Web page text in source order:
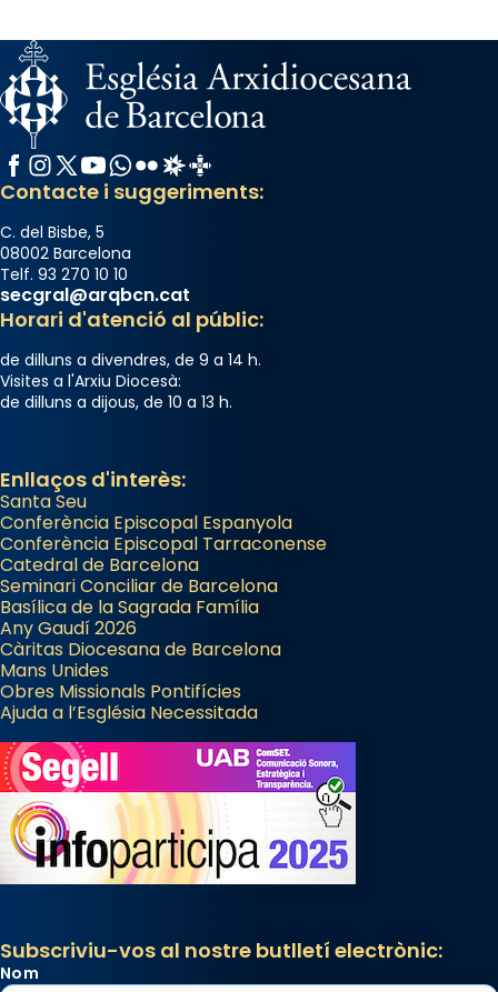
Facebook
Instagram
X / Twitter
YouTube
WhatsApp
FlickrRadio Estel
Catalunya Cristiana
Contacte i suggeriments:
C. del Bisbe, 5
08002 Barcelona
Telf. 93 270 10 10
secgral@arqbcn.cat
Horari d'atenció al públic:
de dilluns a divendres, de 9 a 14 h.
Visites a l'Arxiu Diocesà:
de dilluns a dijous, de 10 a 13 h.
Enllaços d'interès:
Santa Seu
Conferència Episcopal Espanyola
Conferència Episcopal Tarraconense
Catedral de Barcelona
Seminari Conciliar de Barcelona
Basílica de la Sagrada Família
Any Gaudí 2026
Càritas Diocesana de Barcelona
Mans Unides
Obres Missionals Pontifícies
Ajuda a l’Església Necessitada
Subscriviu-vos al nostre butlletí electrònic:
Nom